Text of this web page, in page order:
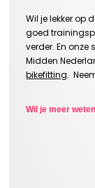
Wil je lekker op
goed
verder. En
Midden
bikefitting.
Wil je meer